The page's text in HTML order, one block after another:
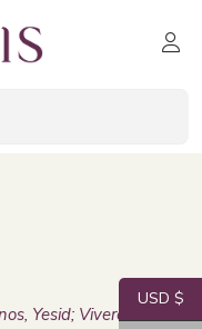
Yesid; Viveros
USD $